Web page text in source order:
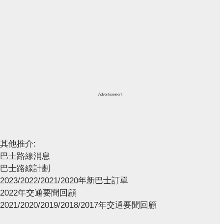
Advertisement
其他推介:
巴士路線消息
巴士路線計劃
2023/2022/2021/2020年新巴士訂單
2022年交通要聞回顧
2021/2020/2019/2018/2017年交通要聞回顧